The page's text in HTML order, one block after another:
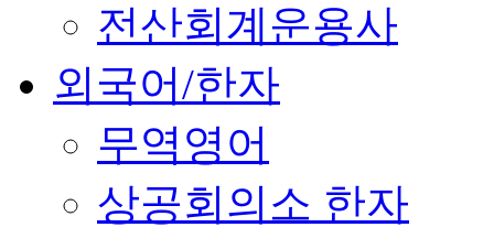
전산회계운용사
외국어/한자
무역영어
상공회의소 한자